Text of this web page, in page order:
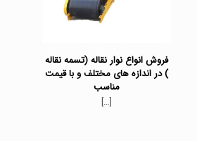
فروش انواع نوار نقاله (تسمه نقاله
) در اندازه های مختلف و با قیمت
مناسب
[…]